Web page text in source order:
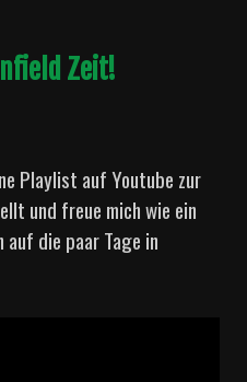
Zeit!
Playlist auf Youtube zur
und freue mich wie ein
auf die paar Tage in